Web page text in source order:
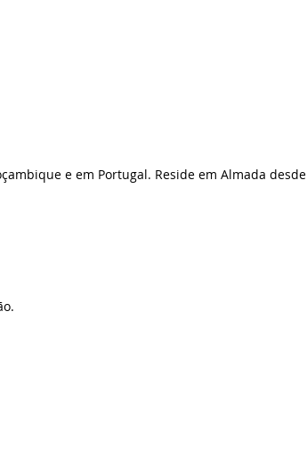
e em Portugal. Reside em Almada desde